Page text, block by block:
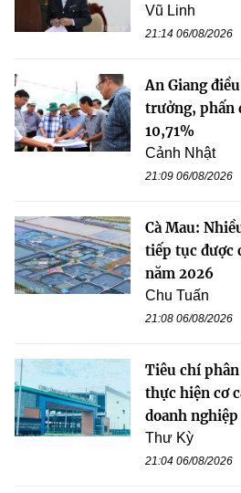
Vũ Linh
21:14 06/08/2026
An Giang
trưởng, phấn
10,71%
Cảnh Nhật
21:09 06/08/2026
Cà Mau:
tiếp tục được
năm 2026
Chu Tuấn
21:08 06/08/2026
Tiêu chí
thực hiện cơ
doanh nghiệp
Thư Kỳ
21:04 06/08/2026